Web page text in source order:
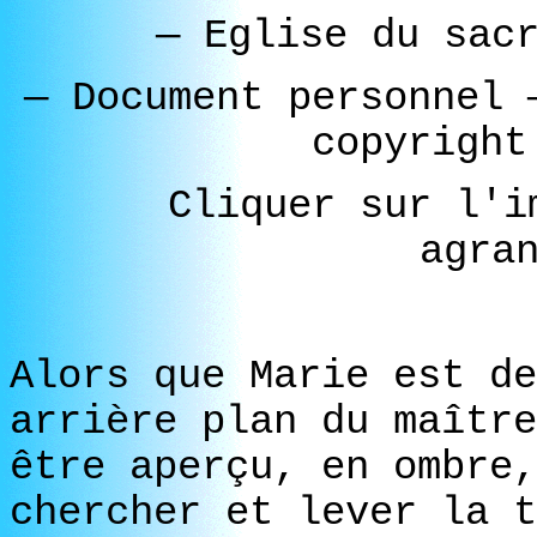
—Eglise du
—Document personnel
copyright
Cliquer sur
Alors que Marie est
arrière plan du
être aperçu, en
chercher et lever la